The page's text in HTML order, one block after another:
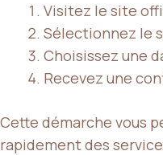
Visitez le site
Sélectionnez le
Choisissez une
Recevez une
Cette démarche vous
rapidement des